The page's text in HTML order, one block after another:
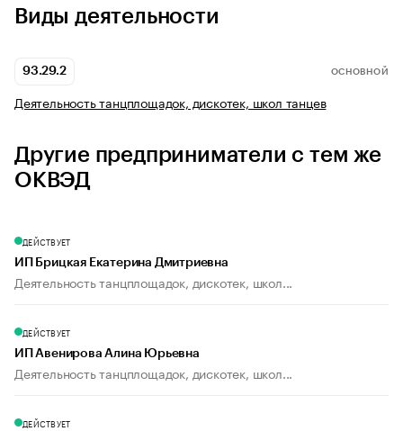
Виды деятельности
93.29.2 ОСНОВНОЙ
Деятельность танцплощадок, дискотек, школ танцев
Другие предприниматели с тем же
ОКВЭД
ДЕЙСТВУЕТ
ИП Брицкая Екатерина Дмитриевна
Деятельность танцплощадок, дискотек, школ...
ДЕЙСТВУЕТ
ИП Авенирова Алина Юрьевна
Деятельность танцплощадок, дискотек, школ...
ДЕЙСТВУЕТ